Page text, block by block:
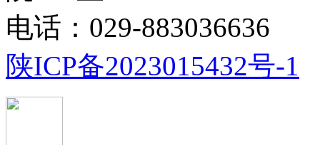
电话：029-883036636
陕ICP备2023015432号-1